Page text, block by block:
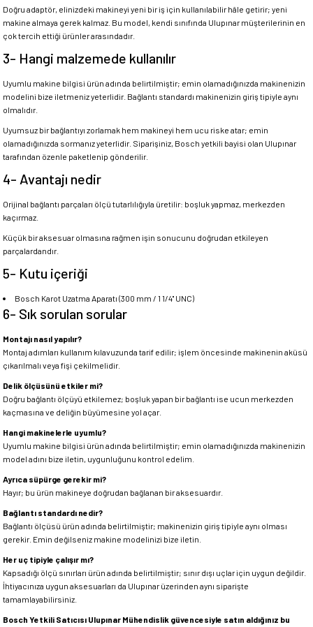
Doğru adaptör, elinizdeki makineyi yeni bir iş için kullanılabilir hâle getirir; yeni
makine almaya gerek kalmaz. Bu model, kendi sınıfında Ulupınar müşterilerinin en
çok tercih ettiği ürünler arasındadır.
3- Hangi malzemede kullanılır
Uyumlu makine bilgisi ürün adında belirtilmiştir; emin olamadığınızda makinenizin
modelini bize iletmeniz yeterlidir. Bağlantı standardı makinenizin giriş tipiyle aynı
olmalıdır.
Uyumsuz bir bağlantıyı zorlamak hem makineyi hem ucu riske atar; emin
olamadığınızda sormanız yeterlidir. Siparişiniz, Bosch yetkili bayisi olan Ulupınar
tarafından özenle paketlenip gönderilir.
4- Avantajı nedir
Orijinal bağlantı parçaları ölçü tutarlılığıyla üretilir: boşluk yapmaz, merkezden
kaçırmaz.
Küçük bir aksesuar olmasına rağmen işin sonucunu doğrudan etkileyen
parçalardandır.
5- Kutu içeriği
Bosch Karot Uzatma Aparatı (300 mm / 1 1/4'' UNC)
6- Sık sorulan sorular
Montajı nasıl yapılır?
Montaj adımları kullanım kılavuzunda tarif edilir; işlem öncesinde makinenin aküsü
çıkarılmalı veya fişi çekilmelidir.
Delik ölçüsünü etkiler mi?
Doğru bağlantı ölçüyü etkilemez; boşluk yapan bir bağlantı ise ucun merkezden
kaçmasına ve deliğin büyümesine yol açar.
Hangi makinelerle uyumlu?
Uyumlu makine bilgisi ürün adında belirtilmiştir; emin olamadığınızda makinenizin
model adını bize iletin, uygunluğunu kontrol edelim.
Ayrıca süpürge gerekir mi?
Hayır; bu ürün makineye doğrudan bağlanan bir aksesuardır.
Bağlantı standardı nedir?
Bağlantı ölçüsü ürün adında belirtilmiştir; makinenizin giriş tipiyle aynı olması
gerekir. Emin değilseniz makine modelinizi bize iletin.
Her uç tipiyle çalışır mı?
Kapsadığı ölçü sınırları ürün adında belirtilmiştir; sınır dışı uçlar için uygun değildir.
İhtiyacınıza uygun aksesuarları da Ulupınar üzerinden aynı siparişte
tamamlayabilirsiniz.
Bosch Yetkili Satıcısı Ulupınar Mühendislik güvencesiyle satın aldığınız bu